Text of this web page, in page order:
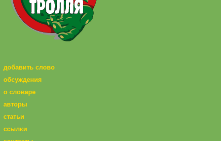
добавить слово
обсуждения
о словаре
авторы
статьи
ссылки